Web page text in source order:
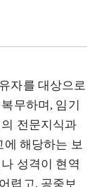
자를 대상으로
무하며, 임기
전문지식과
해당하는 보
성격이 현역
렵고, 공중보